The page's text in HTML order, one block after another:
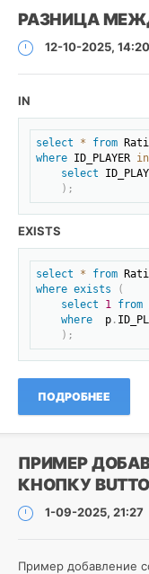
РАЗНИЦА
12-10-2025, 14:20
данных
Roman
22
SQL
IN
select * from
where ID_PLAYER in
select
) ;
EXISTS
select * from
where exists
(
select
1 from
where
  p
.
) ;
ПОДРОБНЕЕ
ПРИМЕР
КНОПКУ
1-09-2025, 21:27
Разработка
Пример добавление